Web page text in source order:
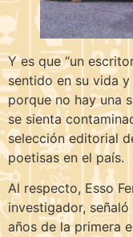
Y es que “un
sentido en su vida
porque no hay una
se sienta
selección editorial
poetisas en el país.
Al respecto, Esso
investigador,
años de la primera